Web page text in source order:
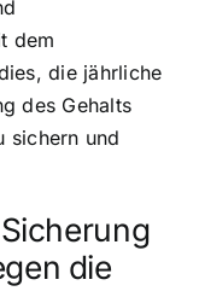
dem
die jährliche
des Gehalts
sichern und
die